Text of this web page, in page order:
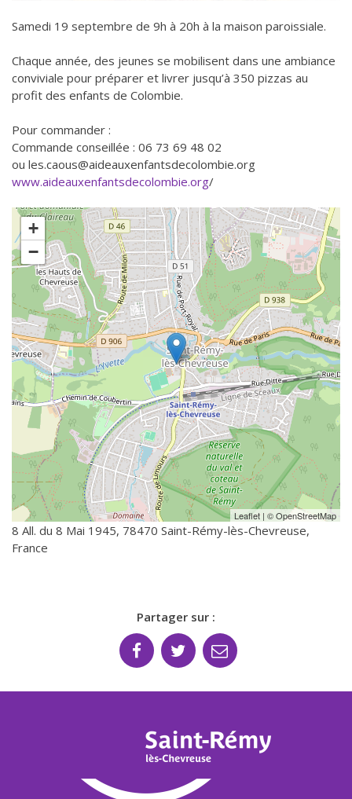
Samedi 19 septembre de 9h à 20h à la maison paroissiale.
Chaque année, des jeunes se mobilisent dans une ambiance
conviviale pour préparer et livrer jusqu’à 350 pizzas au
profit des enfants de Colombie.
Pour commander :
Commande conseillée : 06 73 69 48 02
ou les.caous@aideauxenfantsdecolombie.org
www.aideauxenfantsdecolombie.org/
+
−
Leaflet | ©OpenStreetMap
8 All. du 8 Mai 1945, 78470 Saint-Rémy-lès-Chevreuse,
France
Partager sur :